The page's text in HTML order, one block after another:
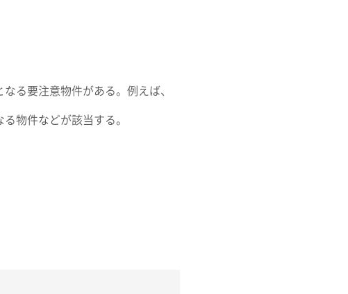
る要注意物件がある。例えば、
物件などが該当する。